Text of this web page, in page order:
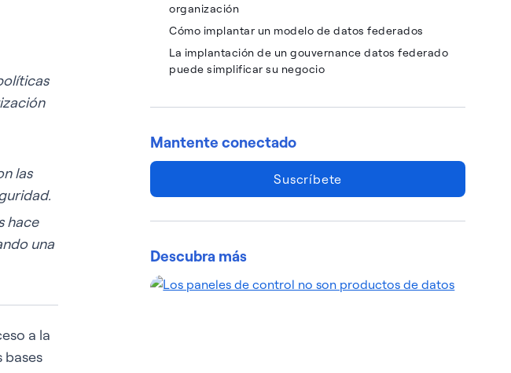
las
hace
una
a la
bases
organización
Cómo implantar un modelo de datos federados
La implantación de un gouvernance datos federado
puede simplificar su negocio
Mantente conectado
Suscríbete
Descubra más